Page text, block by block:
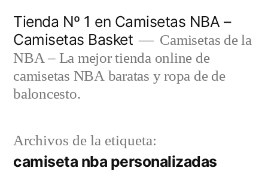
contenido
Tienda Nº 1 en Camisetas NBA –
Camisetas Basket
Camisetas de la
NBA – La mejor tienda online de
camisetas NBA baratas y ropa de de
baloncesto.
Archivos de la etiqueta:
camiseta nba personalizadas